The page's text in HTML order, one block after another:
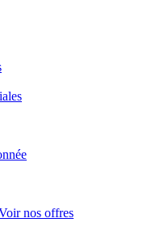
nos offres